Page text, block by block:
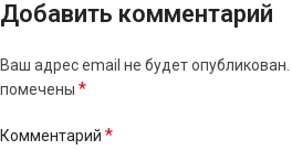
Добавить комментарий
Ваш адрес email не будет опубликован.
помечены *
Комментарий *